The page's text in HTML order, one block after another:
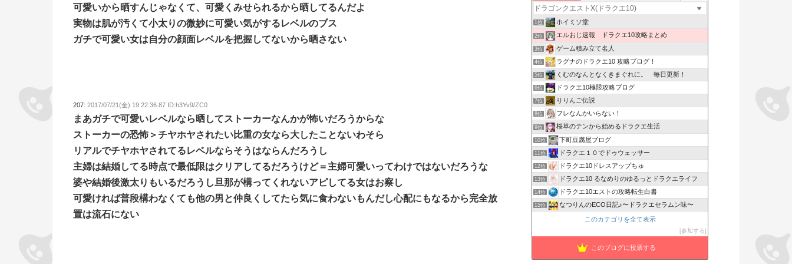
可愛いから晒すんじゃなくて、可愛くみせられるから晒してるんだよ
実物は肌が汚くて小太りの微妙に可愛い気がするレベルのブス
ガチで可愛い女は自分の顔面レベルを把握してないから晒さない
207: 2017/07/21(金) 19:22:36.87 ID:h3Yv9/ZC0
まあガチで可愛いレベルなら晒してストーカーなんかが怖いだろうからな
ストーカーの恐怖＞チヤホヤされたい比重の女なら大したことないわそら
リアルでチヤホヤされてるレベルならそうはならんだろうし
主婦は結婚してる時点で最低限はクリアしてるだろうけど＝主婦可愛いってわけではないだろうな
婆や結婚後激太りもいるだろうし旦那が構ってくれないアピしてる女はお察し
可愛ければ普段構わなくても他の男と仲良くしてたら気に食わないもんだし心配にもなるから完全放
置は流石にない
1位 ホイミソ堂
2位 エルおじ速報 ドラクエ10攻略まとめ
3位 ゲーム積み立て名人
4位 ラグナのドラクエ10 攻略ブログ！
5位 くむのなんとなくきまぐれに。 毎日更新！
6位 ドラクエ10極限攻略ブログ
7位 りりんご伝説
8位 フレなんかいらない！
9位 桜草のテンから始めるドラクエ生活
10位 下町豆腐屋ブログ
11位 ドラクエ１０でドゥウェッサー
12位 ドラクエ10ドレスアップちゅ
13位 ドラクエ10 るなめりのゆるっとドラクエライフ
14位 ドラクエ10エストの攻略転生白書
15位 なつりんのECO日記♪〜ドラクエセラムン味〜
このカテゴリを全て表示
参加する
このブログに投票する